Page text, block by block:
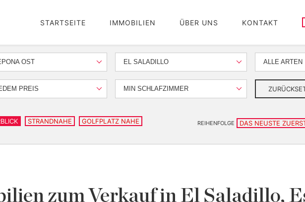
STARTSEITE IMMOBILIEN ÜBER UNS KONTAKT
OST EL SALADILLO ALLE ARTEN
PREIS MIN SCHLAFZIMMER
STRANDNAHE GOLFPLATZ NAHE REIHENFOLGE DAS NEUSTE
zum Verkauf in El Saladillo,